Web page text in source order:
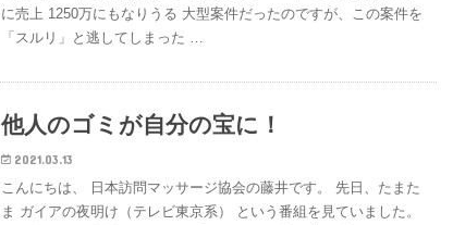
に売上 1250万にもなりうる 大型案件だったのですが、この案件を
「スルリ」と逃してしまった …
他人のゴミが自分の宝に！
2021.03.13
こんにちは、 日本訪問マッサージ協会の藤井です。 先日、たまた
ま ガイアの夜明け（テレビ東京系） という番組を見ていました。